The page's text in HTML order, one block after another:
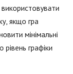
якщо гра
мінімальні
графіки